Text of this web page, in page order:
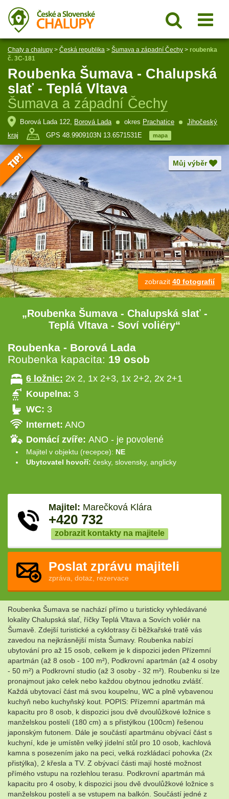
Chaty a chalupy > Česká republika > Šumava a západní Čechy > roubenka
č. 3C-181
Roubenka Šumava - Chalupská
slať - Teplá Vltava
Šumava a západní Čechy
Borová Lada 122, Borová Lada okres Prachatice
Jihočeský
kraj
GPS 48.9909103N 13.6571531E mapa
Můj výběr
zobrazit 40 fotografií
„Roubenka Šumava - Chalupská slať -
Teplá Vltava - Soví voliéry“
Roubenka - Borová Lada
Roubenka kapacita: 19 osob
6 ložnic: 2x 2, 1x 2+3, 1x 2+2, 2x 2+1
Koupelna: 3
WC: 3
Internet: ANO
Domácí zvíře: ANO - je povolené
Majitel v objektu (recepce): NE
Ubytovatel hovoří: česky, slovensky, anglicky
Majitel: Marečková Klára
+420 732
zobrazit kontakty na majitele
Poslat zprávu majiteli
zpráva, dotaz, rezervace
Roubenka Šumava se nachází přímo u turisticky vyhledávané
lokality Chalupská slať, říčky Teplá Vltava a Sovích voliér na
Šumavě. Zdejší turistické a cyklotrasy či běžkařské tratě vás
zavedou na nejkrásnější místa Šumavy. Roubenka nabízí
ubytování pro až 15 osob, celkem je k dispozici jeden Přízemní
apartmán (až 8 osob - 100 m²), Podkrovní apartmán (až 4 osoby
- 50 m²) a Podkrovní studio (až 3 osoby - 32 m²). Roubenku si lze
pronajmout jako celek nebo každou obytnou jednotku zvlášť.
Každá ubytovací část má svou koupelnu, WC a plně vybavenou
kuchyň nebo kuchyňský kout. POPIS: Přízemní apartmán má
kapacitu pro 8 osob, k dispozici jsou dvě dvoulůžkové ložnice s
manželskou postelí (180 cm) a s přistýlkou (100cm) řešenou
japonským futonem. Dále je součástí apartmánu obývací část s
kuchyní, kde je umístěn velký jídelní stůl pro 10 osob, kachlová
kamna s posezením jako na peci, velká rozkládací pohovka (2x
přistýlka), 2 křesla a TV. Z obývací části mají hosté možnost
přímého vstupu na rozlehlou terasu. Podkrovní apartmán má
kapacitu pro 4 osoby, k dispozici jsou dvě dvoulůžkové ložnice s
manželskou postelí a se vstupem na balkón. Součástí jedné z